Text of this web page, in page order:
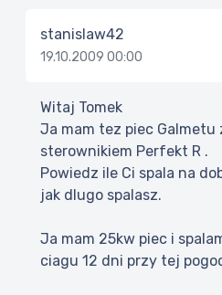
stanislaw42
19.10.2009 00:00
Witaj Tomek
Ja mam tez piec Galmetu
sterownikiem Perfekt R .
Powiedz ile Ci spala na
jak dlugo spalasz.
Ja mam 25kw piec i
ciagu 12 dni przy tej